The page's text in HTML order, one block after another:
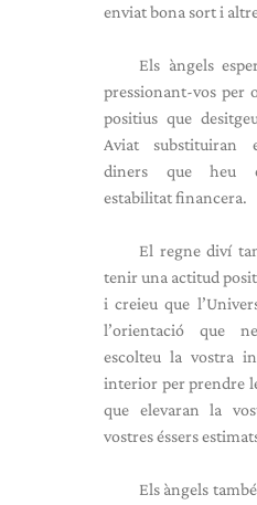
enviat bona sort i
Els àngels
pressionant-vos per
positius que
Aviat substituiran
diners que heu
estabilitat financera.
El regne diví
tenir una actitud
i creieu que
l’orientació que
escolteu la vostra
interior per prendre
que elevaran la
vostres éssers
Els àngels